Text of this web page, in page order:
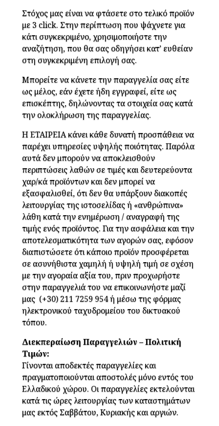
Στόχος μας είναι να φτάσετε στο τελικό προϊόν
με 3 click. Στην περίπτωση που ψάχνετε για
κάτι συγκεκριμένο, χρησιμοποιήστε την
αναζήτηση, που θα σας οδηγήσει κατ’ ευθείαν
στη συγκεκριμένη επιλογή σας.
Μπορείτε να κάνετε την παραγγελία σας είτε
ως μέλος, εάν έχετε ήδη εγγραφεί, είτε ως
επισκέπτης, δηλώνοντας τα στοιχεία σας κατά
την ολοκλήρωση της παραγγελίας.
Η ΕΤΑΙΡΕΙΑ κάνει κάθε δυνατή προσπάθεια να
παρέχει υπηρεσίες υψηλής ποιότητας. Παρόλα
αυτά δεν μπορούν να αποκλεισθούν
περιπτώσεις λαθών σε τιμές και δευτερεύοντα
χαρ/κά προϊόντων και δεν μπορεί να
εξασφαλισθεί, ότι δεν θα υπάρξουν διακοπές
λειτουργίας της ιστοσελίδας ή «ανθρώπινα»
λάθη κατά την ενημέρωση / αναγραφή της
τιμής ενός προϊόντος. Για την ασφάλεια και την
αποτελεσματικότητα των αγορών σας, εφόσον
διαπιστώσετε ότι κάποιο προϊόν προσφέρεται
σε ασυνήθιστα χαμηλή ή υψηλή τιμή σε σχέση
με την αγοραία αξία του, πριν προχωρήστε
στην παραγγελιά του να επικοινωνήστε μαζί
μας (+30) 211 7259 954ή μέσω της φόρμας
ηλεκτρονικού ταχυδρομείου του δικτυακού
τόπου.
Διεκπεραίωση Παραγγελιών – Πολιτική
Τιμών:
Γίνονται αποδεκτές παραγγελίες και
πραγματοποιούνται αποστολές μόνο εντός του
Ελλαδικού χώρου. Οι παραγγελίες εκτελούνται
κατά τις ώρες λειτουργίας των καταστημάτων
μας εκτός Σαββάτου, Κυριακής και αργιών.